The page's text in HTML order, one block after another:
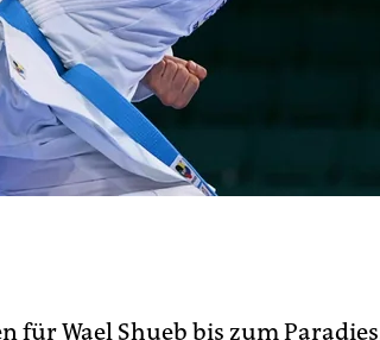
für Wael Shueb bis zum